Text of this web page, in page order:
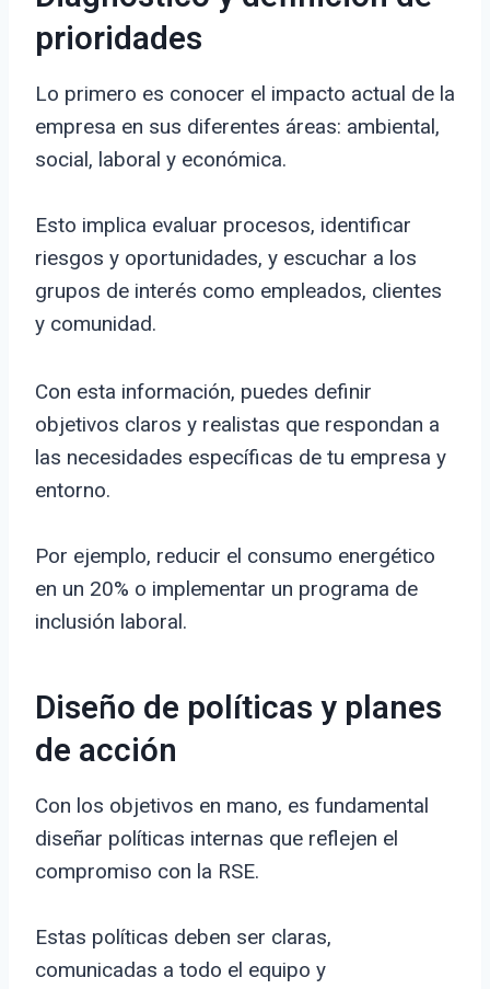
prioridades
Lo primero es conocer el impacto actual de la
empresa en sus diferentes áreas: ambiental,
social, laboral y económica.
Esto implica evaluar procesos, identificar
riesgos y oportunidades, y escuchar a los
grupos de interés como empleados, clientes
y comunidad.
Con esta información, puedes definir
objetivos claros y realistas que respondan a
las necesidades específicas de tu empresa y
entorno.
Por ejemplo, reducir el consumo energético
en un 20% o implementar un programa de
inclusión laboral.
Diseño de políticas y planes
de acción
Con los objetivos en mano, es fundamental
diseñar políticas internas que reflejen el
compromiso con la RSE.
Estas políticas deben ser claras,
comunicadas a todo el equipo y